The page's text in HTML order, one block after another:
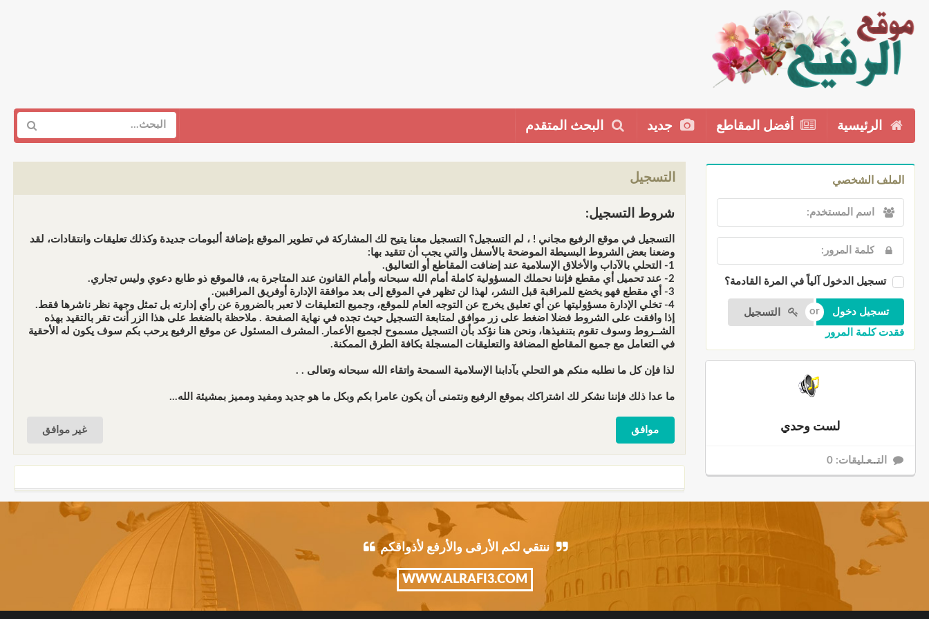
الرئيسية أفضل المقاطع جديد البحث المتقدم
الملف الشخصي
تسجيل الدخول آلياً في المرة القادمة؟
التسجيل
فقدت كلمة المرور
لست وحدي
التــعـليقات: 0
التسجيل
شروط التسجيل:
التسجيل في موقع الرفيع مجاني ! ، لم التسجيل؟ التسجيل معنا يتيح لك المشاركة في تطوير الموقع بإضافة ألبومات جديدة وكذلك تعليقات وانتقادات، لقد
وضعنا بعض الشروط البسيطة الموضحة بالأسفل والتي يجب أن تتقيد بها:
1- التحلي بالآداب والأخلاق الإسلامية عند إضافت المقاطع أو التعاليق.
2- عند تحميل أي مقطع فإننا نحملك المسؤولية كاملة أمام الله سبحانه وأمام القانون عند المتاجرة به، فالموقع ذو طابع دعوي وليس تجاري.
3- أي مقطع فهو يخضع للمراقبة قبل النشر، لهذا لن تظهر في الموقع إلى بعد موافقة الإدارة أوفريق المراقبين.
4- تخلي الإدارة مسؤوليتها عن أي تعليق يخرج عن التوجه العام للموقع، وجميع التعليقات لا تعبر بالضرورة عن رأي إدارته بل تمثل وجهة نظر ناشرها فقط.
إذا وافقت على الشروط فضلا اضغط على زر موافق لمتابعة التسجيل حيث تجده في نهاية الصفحة . ملاحظة بالضغط على هذا الزر أنت تقر بالتقيد بهذه
الشــروط وسوف تقوم بتنفيذها، ونحن هنا نؤكد بأن التسجيل مسموح لجميع الأعمار. المشرف المسئول عن موقع الرفيع يرحب بكم سوف يكون له الأحقية
في التعامل مع جميع المقاطع المضافة والتعليقات المسجلة بكافة الطرق الممكنة.
لذا فإن كل ما نطلبه منكم هو التحلي بآدابنا الإسلامية السمحة واتقاء الله سبحانه وتعالى . .
ما عدا ذلك فإننا نشكر لك اشتراكك بموقع الرفيع ونتمنى أن يكون عامرا بكم وبكل ما هو جديد ومفيد ومميز بمشيئة الله...
ننتقي لكم الأرقى والأرفع لأذواقكم
WWW.ALRAFI3.COM